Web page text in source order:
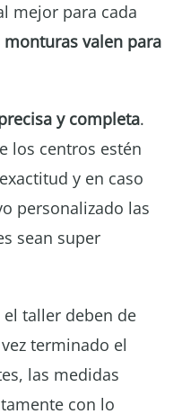
mejor para cada
valen para
y completa.
los centros estén
y en caso
personalizado las
sean super
el taller deben de
terminado el
las medidas
con lo